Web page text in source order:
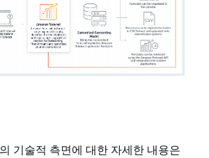
기술적 측면에 대한 자세한 내용은